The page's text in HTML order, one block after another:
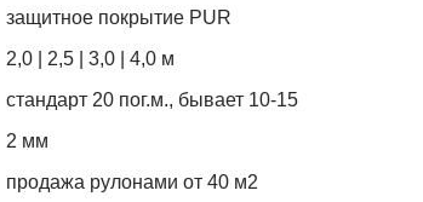
защитное покрытие PUR
2,0 | 2,5 | 3,0 | 4,0 м
стандарт 20 пог.м., бывает 10-15
2 мм
продажа рулонами от 40 м2